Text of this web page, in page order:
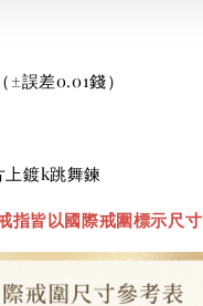
（±誤差0.01錢）
上鍍k跳舞鍊
指皆以國際戒圍標示尺寸